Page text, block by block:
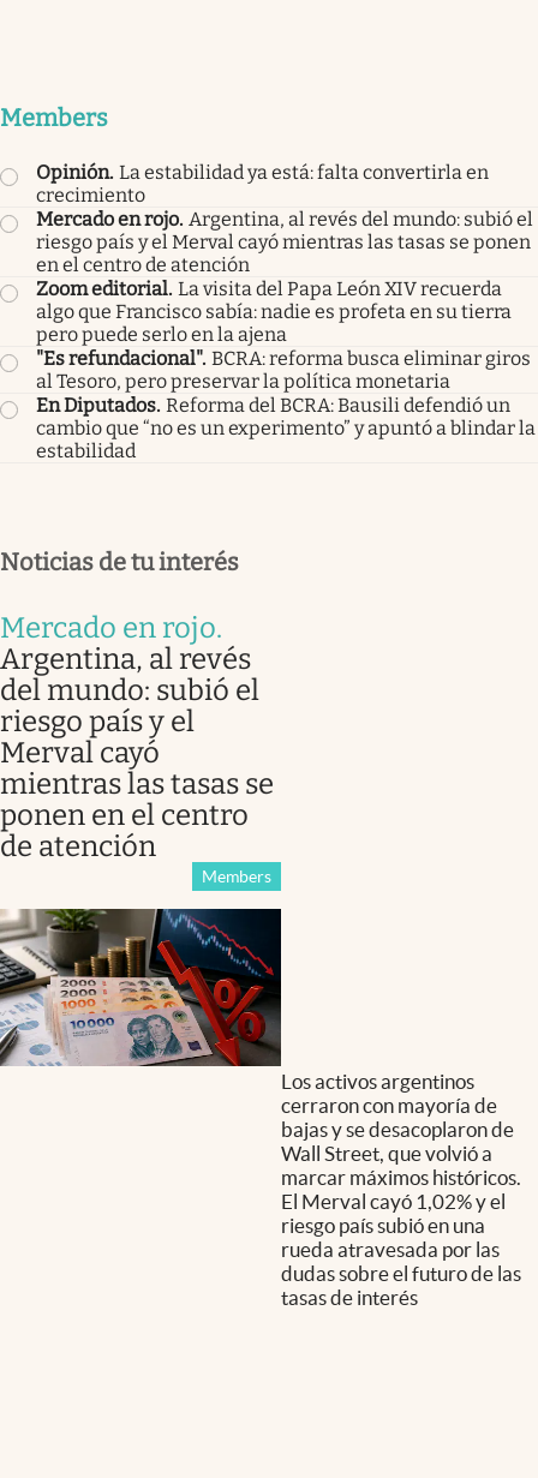
Members
Opinión. La estabilidad ya está: falta convertirla en
crecimiento
Mercado en rojo. Argentina, al revés del mundo: subió el
riesgo país y el Merval cayó mientras las tasas se ponen
en el centro de atención
Zoom editorial. La visita del Papa León XIV recuerda
algo que Francisco sabía: nadie es profeta en su tierra
pero puede serlo en la ajena
"Es refundacional". BCRA: reforma busca eliminar giros
al Tesoro, pero preservar la política monetaria
En Diputados. Reforma del BCRA: Bausili defendió un
cambio que “no es un experimento” y apuntó a blindar la
estabilidad
Noticias de tu interés
Mercado en rojo.
Argentina, al revés
del mundo: subió el
riesgo país y el
Merval cayó
mientras las tasas se
ponen en el centro
de atención
Members
Los activos argentinos
cerraron con mayoría de
bajas y se desacoplaron de
Wall Street, que volvió a
marcar máximos históricos.
El Merval cayó 1,02% y el
riesgo país subió en una
rueda atravesada por las
dudas sobre el futuro de las
tasas de interés